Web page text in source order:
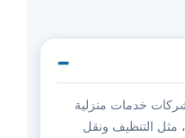
خدمات منزلية
مثل التنظيف ونقل